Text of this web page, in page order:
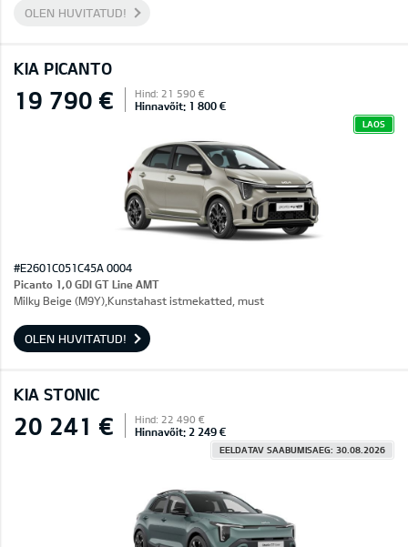
OLEN HUVITATUD!
KIA PICANTO
19 790 € Hind: 21 590 €
Hinnavõit: 1 800 €
LAOS
#E2601C051C45A 0004
Picanto 1,0 GDI GT Line AMT
Milky Beige (M9Y),Kunstahast istmekatted, must
OLEN HUVITATUD!
KIA STONIC
20 241 € Hind: 22 490 €
Hinnavõit: 2 249 €
EELDATAV SAABUMISAEG: 30.08.2026